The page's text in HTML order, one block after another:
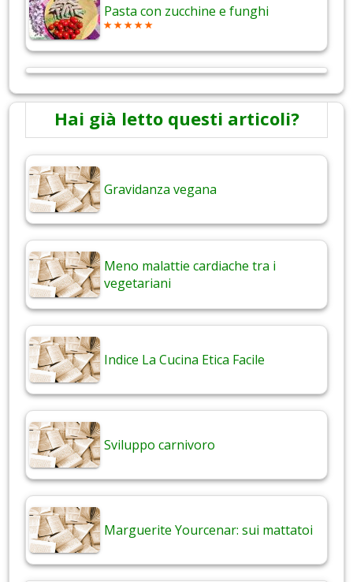
Pasta con zucchine e funghi
Hai già letto questi articoli?
Gravidanza vegana
Meno malattie cardiache tra i
vegetariani
Indice La Cucina Etica Facile
Sviluppo carnivoro
Marguerite Yourcenar: sui mattatoi